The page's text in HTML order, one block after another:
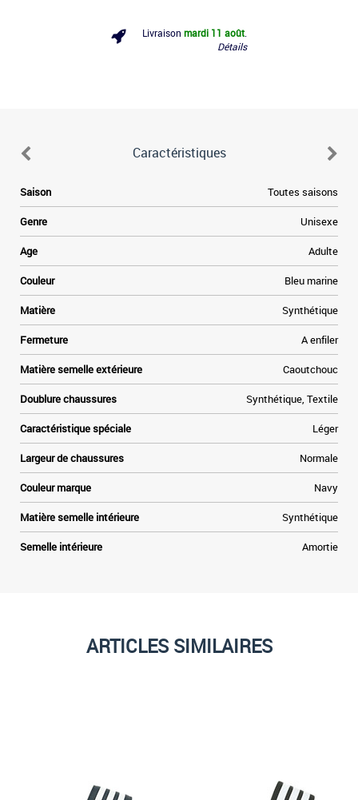
Livraison mardi 11 août
Détails
Caractéristiques
Saison Toutes saisons
Genre Unisexe
Age Adulte
Couleur Bleu marine
Matière Synthétique
Fermeture A enfiler
Matière semelle extérieure Caoutchouc
Doublure chaussures Synthétique, Textile
Caractéristique spéciale Léger
Largeur de chaussures Normale
Couleur marque Navy
Matière semelle intérieure Synthétique
Semelle intérieure Amortie
ARTICLES SIMILAIRES